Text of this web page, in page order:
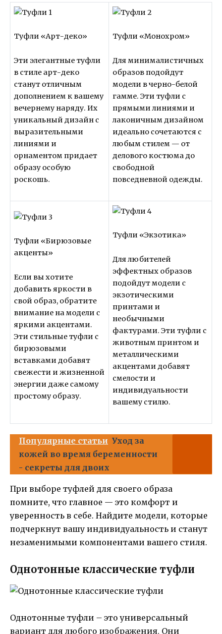
Туфли «Арт-деко»
Эти элегантные туфли
в стиле арт-деко
станут отличным
дополнением к вашему
вечернему наряду. Их
уникальный дизайн с
выразительными
линиями и
орнаментом придает
образу особую
роскошь.
Туфли «Монохром»
Для минималистичных
образов подойдут
модели в черно-белой
гамме. Эти туфли с
прямыми линиями и
лаконичным дизайном
идеально сочетаются с
любым стилем — от
делового костюма до
свободной
повседневной одежды.
Туфли «Бирюзовые
акценты»
Если вы хотите
добавить яркости в
свой образ, обратите
внимание на модели с
яркими акцентами.
Эти стильные туфли с
бирюзовыми
вставками добавят
свежести и жизненной
энергии даже самому
простому образу.
Туфли «Экзотика»
Для любителей
эффектных образов
подойдут модели с
экзотическими
принтами и
необычными
фактурами. Эти туфли с
животным принтом и
металлическими
акцентами добавят
смелости и
индивидуальности
вашему стилю.
Популярные статьи Уход за
кожей во время беременности
- секреты для двоих
При выборе туфлей для своего образа
помните, что главное — это комфорт и
уверенность в себе. Найдите модели, которые
подчеркнут вашу индивидуальность и станут
незаменимыми компонентами вашего стиля.
Однотонные классические туфли
Однотонные туфли – это универсальный
вариант для любого изображения. Они